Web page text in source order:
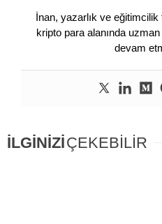
İnan, yazarlık ve
kripto para alanında
devam
İLGİNİZİÇEKEBİLİR